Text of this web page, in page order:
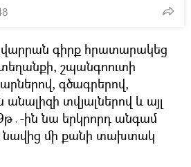
գիրք հրատարակեց
տեղանքի, շպանգոուտի
գծագրերով,
տվյալներով և այլ
ին նա երկրորդ անգամ
նավից մի քանի տախտակ